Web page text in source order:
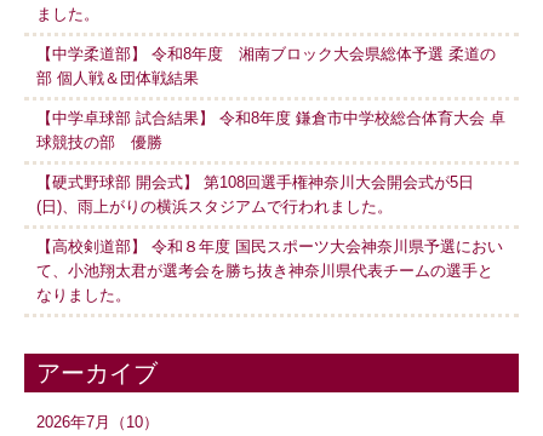
ました。
【中学柔道部】 令和8年度 湘南ブロック大会県総体予選 柔道の
部 個人戦＆団体戦結果
【中学卓球部 試合結果】 令和8年度 鎌倉市中学校総合体育大会 卓
球競技の部 優勝
【硬式野球部 開会式】 第108回選手権神奈川大会開会式が5日
(日)、雨上がりの横浜スタジアムで行われました。
【高校剣道部】 令和８年度 国民スポーツ大会神奈川県予選におい
て、小池翔太君が選考会を勝ち抜き神奈川県代表チームの選手と
なりました。
アーカイブ
2026年7月（10）